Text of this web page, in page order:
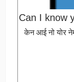
Can I know
केन आई नो योर